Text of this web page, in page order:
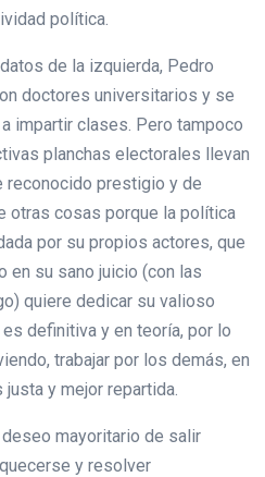
política.
de la izquierda, Pedro
doctores universitarios y se
impartir clases. Pero tampoco
planchas electorales llevan
reconocido prestigio y de
otras cosas porque la política
por su propios actores, que
en su sano juicio (con las
quiere dedicar su valioso
definitiva y en teoría, por lo
trabajar por los demás, en
y mejor repartida.
mayoritario de salir
y resolver